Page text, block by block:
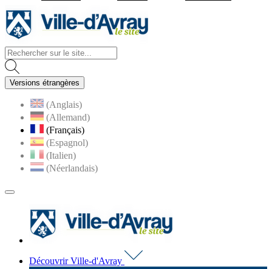
Versions étrangères
(Anglais)
(Allemand)
(Français)
(Espagnol)
(Italien)
(Néerlandais)
MENU
Découvrir Ville-d'Avray